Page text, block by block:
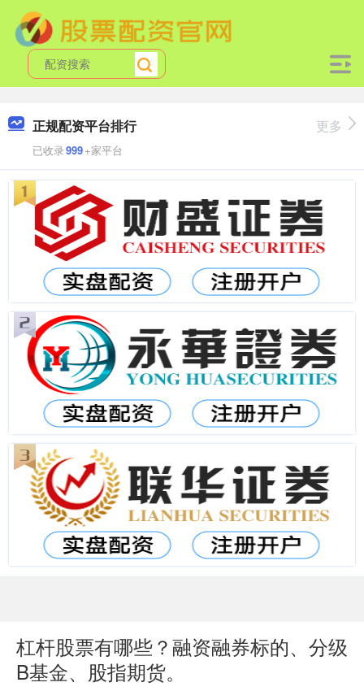
正规配资平台排行
已收录999+家平台
更多
杠杆股票有哪些？融资融券标的、分级
B基金、股指期货。